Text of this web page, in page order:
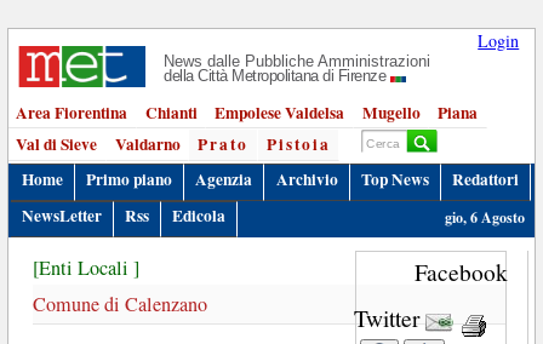
Login
News dalle Pubbliche Amministrazioni
della Città Metropolitana di Firenze
Area Fiorentina Chianti Empolese Valdelsa Mugello
Piana
Val di Sieve
Valdarno Prato
Pistoia
Home
Primo piano Agenzia Archivio Top News
Redattori
NewsLetter
Rss Edicola gio, 6 Agosto
Facebook
Twitter
[Enti Locali ]
Comune di Calenzano